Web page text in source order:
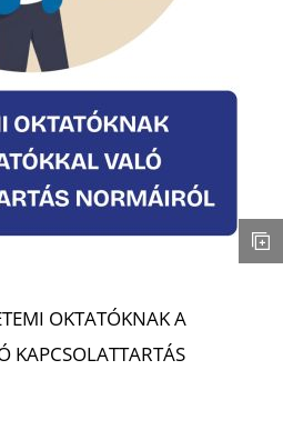
OKTATÓKNAK A
KAPCSOLATTARTÁS